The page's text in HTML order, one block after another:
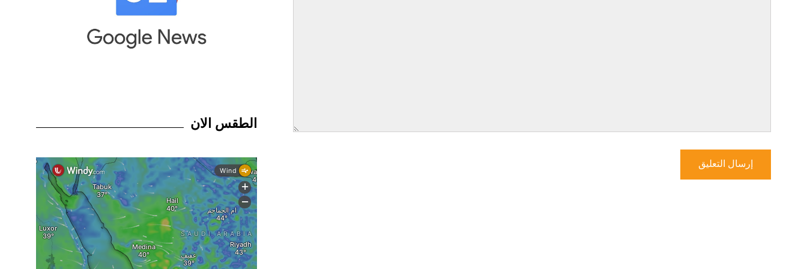
الطقس الان